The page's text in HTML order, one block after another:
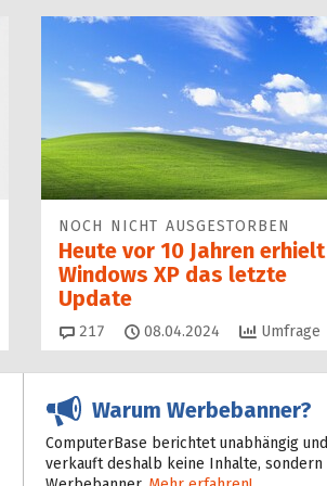
NOCH NICHT AUSGESTORBEN
Heute vor 10 Jahren erhielt
Windows XP das letzte
Update
217 Kommentare
08.04.2024 Umfrage
Warum Werbebanner?
ComputerBase berichtet unabhängig und
verkauft deshalb keine Inhalte, sondern